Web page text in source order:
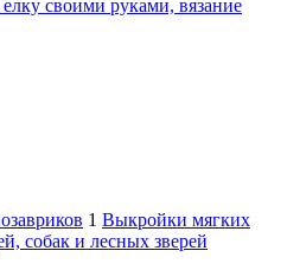
своими руками, вязание
1 Выкройки мягких
собак и лесных зверей